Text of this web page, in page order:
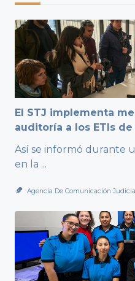
El STJ implementa
auditoría a los ETIs
Así se informó durante
en la ...
Agencia De Comunicación